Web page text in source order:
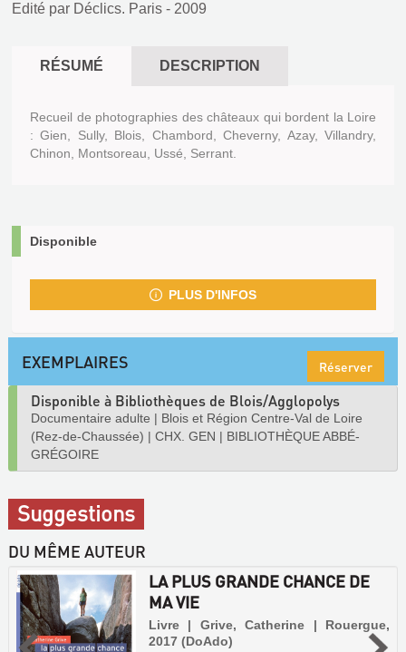
Edité par Déclics. Paris - 2009
RÉSUMÉ DESCRIPTION
Recueil de photographies des châteaux qui bordent la Loire
: Gien, Sully, Blois, Chambord, Cheverny, Azay, Villandry,
Chinon, Montsoreau, Ussé, Serrant.
Disponible
PLUS D'INFOS
EXEMPLAIRES Réserver
Disponible à Bibliothèques de Blois/Agglopolys
Documentaire adulte | Blois et Région Centre-Val de Loire
(Rez-de-Chaussée) | CHX. GEN | BIBLIOTHÈQUE ABBÉ-
GRÉGOIRE
Suggestions
DU MÊME AUTEUR
LA PLUS GRANDE CHANCE DE
MA VIE
Livre | Grive, Catherine | Rouergue,
2017 (DoAdo)